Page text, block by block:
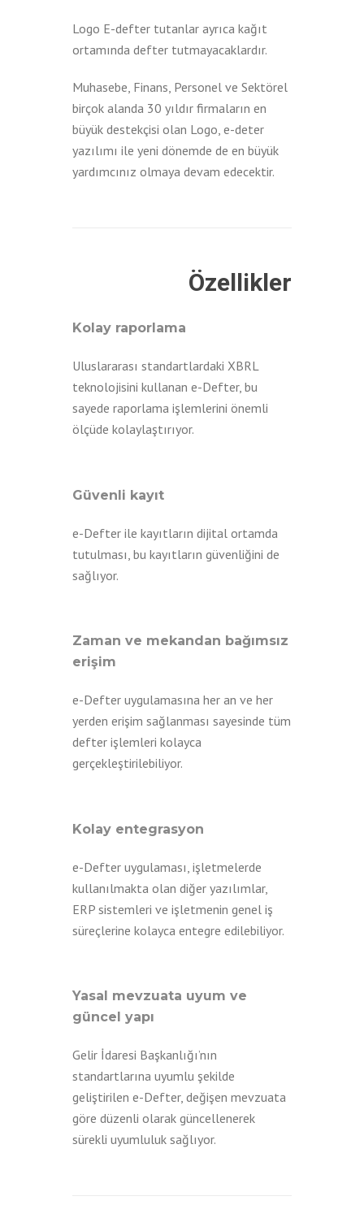
Logo E-defter tutanlar ayrıca kağıt
ortamında defter tutmayacaklardır.
Muhasebe, Finans, Personel ve Sektörel
birçok alanda 30 yıldır firmaların en
büyük destekçisi olan Logo, e-deter
yazılımı ile yeni dönemde de en büyük
yardımcınız olmaya devam edecektir.
Özellikler
Kolay raporlama
Uluslararası standartlardaki XBRL
teknolojisini kullanan e-Defter, bu
sayede raporlama işlemlerini önemli
ölçüde kolaylaştırıyor.
Güvenli kayıt
e-Defter ile kayıtların dijital ortamda
tutulması, bu kayıtların güvenliğini de
sağlıyor.
Zaman ve mekandan bağımsız
erişim
e-Defter uygulamasına her an ve her
yerden erişim sağlanması sayesinde tüm
defter işlemleri kolayca
gerçekleştirilebiliyor.
Kolay entegrasyon
e-Defter uygulaması, işletmelerde
kullanılmakta olan diğer yazılımlar,
ERP sistemleri ve işletmenin genel iş
süreçlerine kolayca entegre edilebiliyor.
Yasal mevzuata uyum ve
güncel yapı
Gelir İdaresi Başkanlığı’nın
standartlarına uyumlu şekilde
geliştirilen e-Defter, değişen mevzuata
göre düzenli olarak güncellenerek
sürekli uyumluluk sağlıyor.